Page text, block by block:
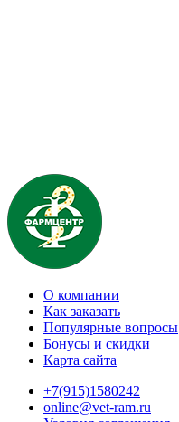
О компании
Как заказать
Популярные вопросы
Бонусы и скидки
Карта сайта
+7(915)1580242
online@vet-ram.ru